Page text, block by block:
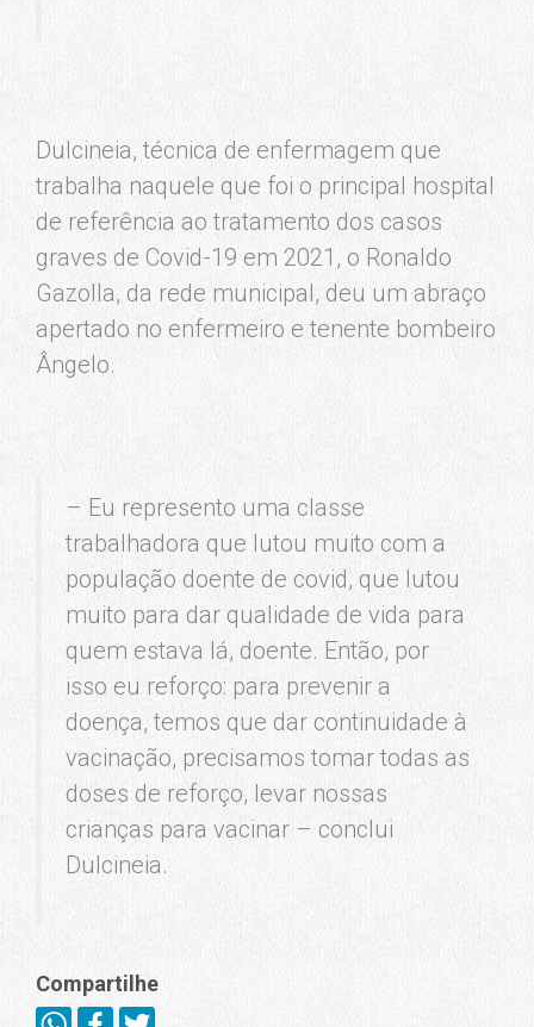
Dulcineia, técnica de enfermagem que
trabalha naquele que foi o principal hospital
de referência ao tratamento dos casos
graves de Covid-19 em 2021, o Ronaldo
Gazolla, da rede municipal, deu um abraço
apertado no enfermeiro e tenente bombeiro
Ângelo.
– Eu represento uma classe
trabalhadora que lutou muito com a
população doente de covid, que lutou
muito para dar qualidade de vida para
quem estava lá, doente. Então, por
isso eu reforço: para prevenir a
doença, temos que dar continuidade à
vacinação, precisamos tomar todas as
doses de reforço, levar nossas
crianças para vacinar – conclui
Dulcineia.
Compartilhe